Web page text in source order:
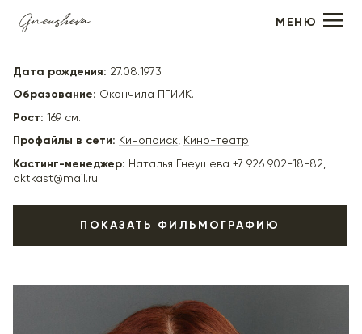
МЕНЮ
Марина Федункив
Дата рождения: 27.08.1973 г.
Образование: Окончила ПГИИК.
Рост: 169 см.
Профайлы в сети: Кинопоиск, Кино-театр
Кастинг-менеджер: Наталья Гнеушева +7 926 902-18-82,
aktkast@mail.ru
ПОКАЗАТЬ ФИЛЬМОГРАФИЮ
Шпульников
"Прабабушка легкого поведения. Начало" - реж.
Марюс Вайсберг